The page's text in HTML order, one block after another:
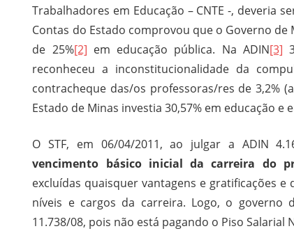
Trabalhadores em Educação – CNTE -, deveria
Contas do Estado comprovou que o Governo
de 25%[2] em educação pública. Na ADIN[3]
reconheceu a inconstitucionalidade da
contracheque das/os professoras/res de 3,2%
Estado de Minas investia 30,57% em educação e
O STF, em 06/04/2011, ao julgar a ADIN
vencimento básico inicial da carreira do
excluídas quaisquer vantagens e gratificações
níveis e cargos da carreira. Logo, o governo
11.738/08, pois não está pagando o Piso Salarial